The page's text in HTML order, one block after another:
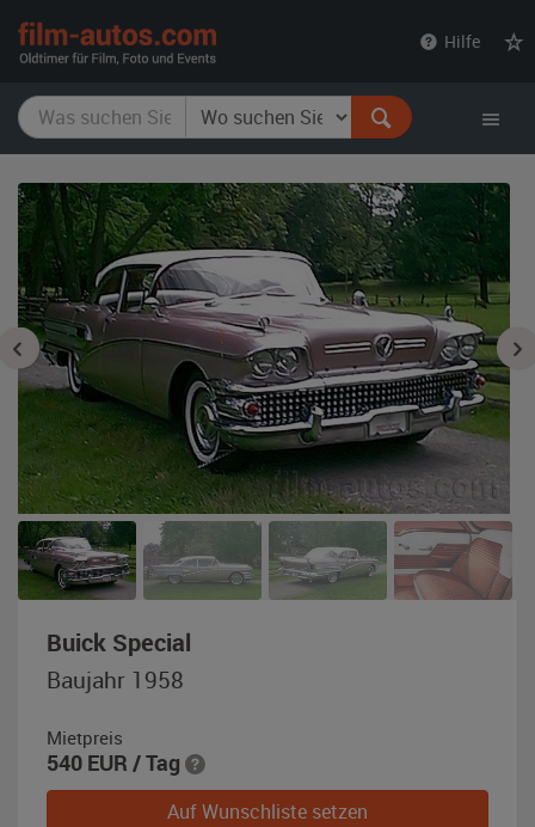
Hilfe
Buick Special
/
weiß
Baujahr 1958
Mietpreis
540 EUR / Tag
Auf Wunschliste setzen